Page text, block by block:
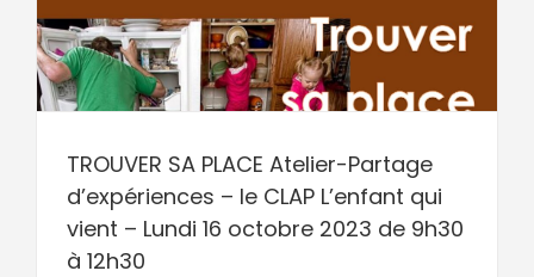
TROUVER SA PLACE Atelier-Partage
d’expériences – le CLAP L’enfant qui
vient – Lundi 16 octobre 2023 de 9h30
à 12h30